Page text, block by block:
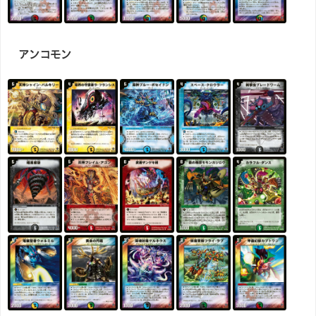
アンコモン